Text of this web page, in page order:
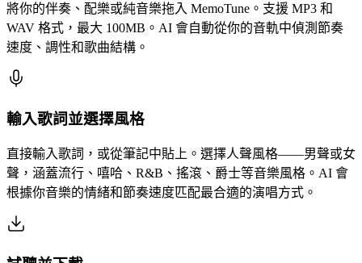
將你的伴奏、配樂或純音樂拖入 MemoTune。支援 MP3 和
WAV 格式，最大 100MB。AI 會自動從你的音軌中偵測節奏
速度、調性和歌曲結構。
輸入歌詞並選擇風格
直接輸入歌詞，或從筆記中貼上。選擇人聲風格——男聲或女
聲，涵蓋流行、嘻哈、R&B、搖滾、爵士等音樂風格。AI 會
根據你音樂的情緒和節奏速度匹配最合適的演唱方式。